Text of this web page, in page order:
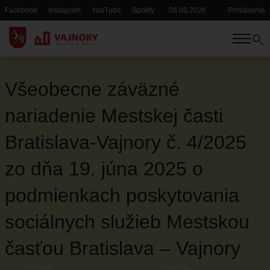
Skočiť
na
hlavný
obsah
Hlavička
Facebook Instagram YouTube Spotify 06.08.2026 Prihlásenie
SÚPISNÉ A ORIENTAČNÉ ČÍSLA
SOCIÁLNE SLUŽBY
OSVEDČOVANIE
MATRIKA
STAVEBNÉ ODDELENIE
DOPRAVA
KULTÚRA A ŠPORT
RYBÁRSKY LÍSTOK, POVOLENIE NA VJAZD
search
Všeobecne záväzné
nariadenie Mestskej časti
Bratislava-Vajnory č. 4/2025
zo dňa 19. júna 2025 o
podmienkach poskytovania
sociálnych služieb Mestskou
časťou Bratislava – Vajnory